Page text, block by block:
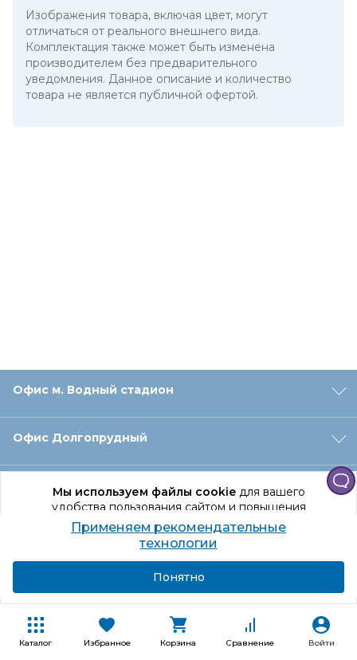
Каталог Избранное Корзина Сравнение Войти
Мы используем файлы cookieдля вашего
удобства пользования сайтом и повышения
качества рекомендаций.
Продолжая использование сайта, вы даете
согласие на обработку персональных данных
Изображения товара, включая цвет, могут
отличаться от реального внешнего вида.
Комплектация также может быть изменена
производителем без предварительного
уведомления. Данное описание и количество
товара не является публичной офертой.
Офис м. Водный стадион
Офис Долгопрудный
Офис Санкт‑Петербург
Оформление заказа
Покупателям
Применяем рекомендательные
технологии
Понятно